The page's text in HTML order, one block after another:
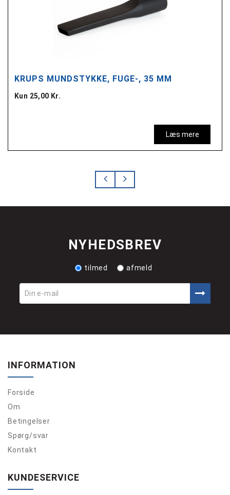
KRUPS MUNDSTYKKE, FUGE-, 35 MM
Kun 25,00 Kr.
Læs mere
NYHEDSBREV
tilmed afmeld
INFORMATION
Forside
Om
Betingelser
Spørg/svar
Kontakt
KUNDESERVICE